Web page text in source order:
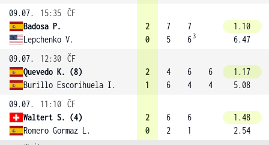
09.07.
15:35 ČF
Badosa P.
Lepchenko V.
2
0
7
5
7
6 3
1.10
6.47
09.07.
12:30 ČF
Quevedo K. (8)
Burillo Escorihuela I.
2
1
4
6
6
4
6
4
1.17
5.08
09.07.
11:10 ČF
Waltert S. (4)
Romero Gormaz L.
2
0
6
2
6
1
1.48
2.54